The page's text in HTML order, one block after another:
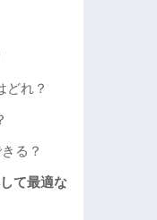
どれ？
る？
て最適な